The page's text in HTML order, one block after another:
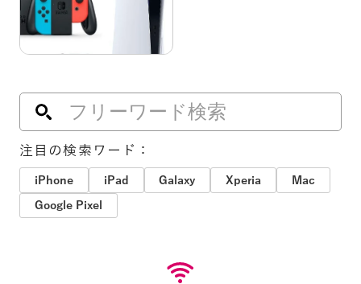
注目の検索ワード：
iPhone iPad Galaxy Xperia
Mac
Google Pixel